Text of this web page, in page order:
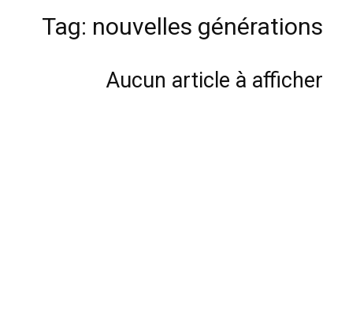
Tag: nouvelles générations
Aucun article à afficher